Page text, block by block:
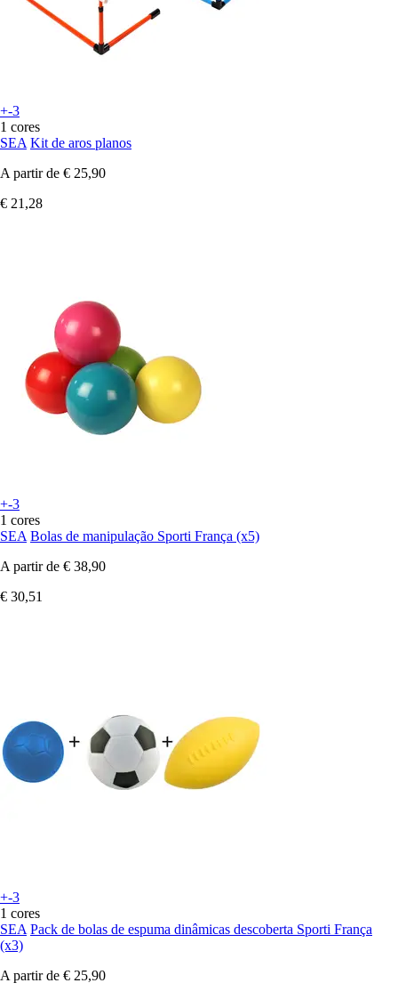
+-3
1 cores
SEA Kit de aros planos
A partir de € 25,90
€ 21,28
+-3
1 cores
SEA Bolas de manipulação Sporti França (x5)
A partir de € 38,90
€ 30,51
+-3
1 cores
SEA Pack de bolas de espuma dinâmicas descoberta Sporti França
(x3)
A partir de € 25,90